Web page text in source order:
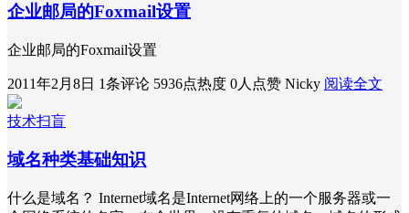
企业邮局的Foxmail设置
企业邮局的Foxmail设置
2011年2月8日 1条评论 5936点热度 0人点赞 Nicky 阅读全文
技术扫盲
域名种类基础知识
什么是域名？ Internet域名是Internet网络上的一个服务器或一